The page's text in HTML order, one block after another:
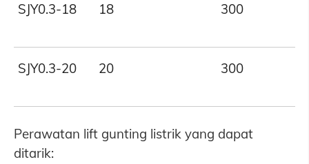
SJY0.3-18 18 300
SJY0.3-20 20 300
Perawatan lift gunting listrik yang dapat
ditarik: